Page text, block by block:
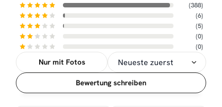
(388)
(6)
(5)
(0)
(0)
Nur mit Fotos
Sortierung
Bewertung schreiben